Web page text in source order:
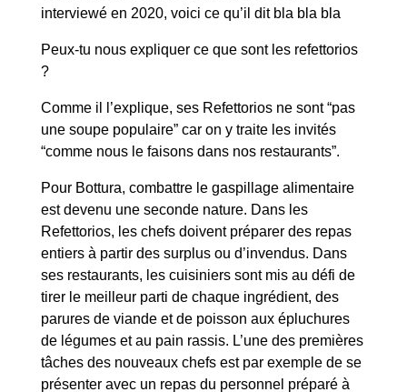
interviewé en 2020, voici ce qu’il dit bla bla bla
Peux-tu nous expliquer ce que sont les refettorios
?
Comme il l’explique, ses Refettorios ne sont “pas
une soupe populaire” car on y traite les invités
“comme nous le faisons dans nos restaurants”.
Pour Bottura, combattre le gaspillage alimentaire
est devenu une seconde nature. Dans les
Refettorios, les chefs doivent préparer des repas
entiers à partir des surplus ou d’invendus. Dans
ses restaurants, les cuisiniers sont mis au défi de
tirer le meilleur parti de chaque ingrédient, des
parures de viande et de poisson aux épluchures
de légumes et au pain rassis. L’une des premières
tâches des nouveaux chefs est par exemple de se
présenter avec un repas du personnel préparé à